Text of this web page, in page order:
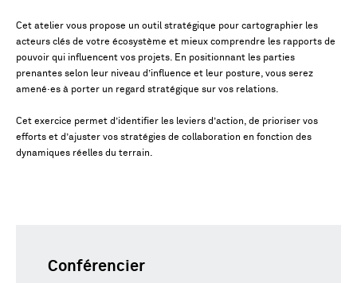
Cet atelier vous propose un outil stratégique pour cartographier les
acteurs clés de votre écosystème et mieux comprendre les rapports de
pouvoir qui influencent vos projets. En positionnant les parties
prenantes selon leur niveau d’influence et leur posture, vous serez
amené·es à porter un regard stratégique sur vos relations.
Cet exercice permet d’identifier les leviers d’action, de prioriser vos
efforts et d’ajuster vos stratégies de collaboration en fonction des
dynamiques réelles du terrain.
Conférencier